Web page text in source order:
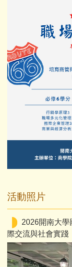
活動照片
2026開南大學
際交流與社會實踐